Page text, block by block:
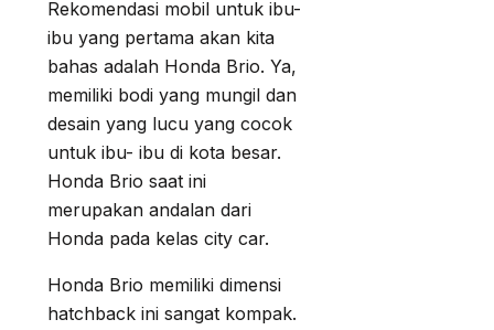
Rekomendasi mobil untuk ibu-
ibu yang pertama akan kita
bahas adalah Honda Brio. Ya,
memiliki bodi yang mungil dan
desain yang lucu yang cocok
untuk ibu- ibu di kota besar.
Honda Brio saat ini
merupakan andalan dari
Honda pada kelas city car.
Honda Brio memiliki dimensi
hatchback ini sangat kompak.